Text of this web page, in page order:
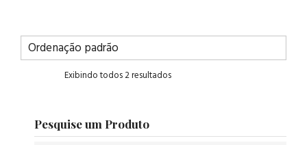
Exibindo todos 2 resultados
Pesquise um Produto